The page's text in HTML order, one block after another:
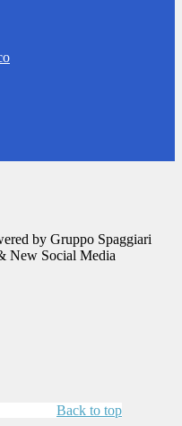
by Gruppo Spaggiari
New Social Media
Back to top